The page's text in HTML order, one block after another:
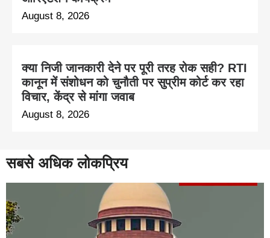
August 8, 2026
क्या निजी जानकारी देने पर पूरी तरह रोक सही? RTI
कानून में संशोधन को चुनौती पर सुप्रीम कोर्ट कर रहा
विचार, केंद्र से मांगा जवाब
August 8, 2026
सबसे अधिक लोकप्रिय